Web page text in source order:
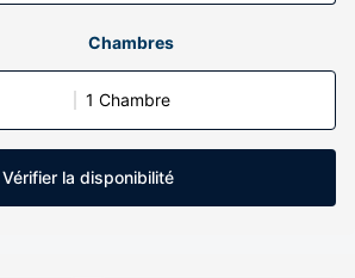
Chambres
1 Chambre
Vérifier la disponibilité